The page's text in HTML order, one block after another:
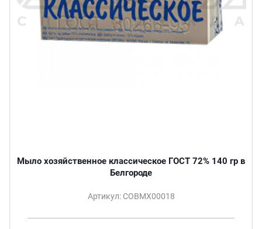
Мыло хозяйственное классическое ГОСТ 72% 140 гр в
Белгороде
Артикул: СОВМХ00018